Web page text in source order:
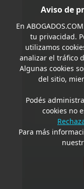
Aviso de
En
tu privacidad.
utilizamos
analizar el tráfico
Algunas cookies
del sitio,
Podés
cookies no
Para más